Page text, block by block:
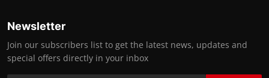
Newsletter
Join our subscribers list to get the latest news, updates and
special offers directly in your inbox